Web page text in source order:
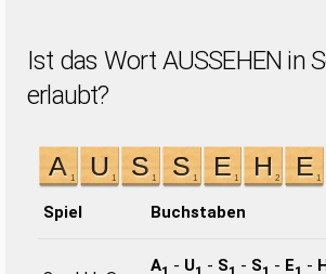
Ist das Wort AUSSEHEN in
erlaubt?
Spiel Buchstaben
A1 - U1 - S1 - S1 - E1 -